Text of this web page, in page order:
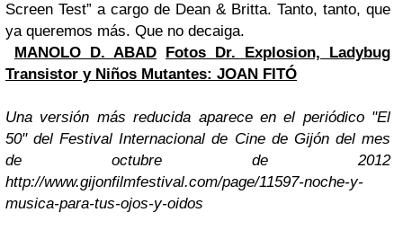
Screen Test” a cargo de Dean & Britta. Tanto, tanto, que
ya queremos más. Que no decaiga.
MANOLO D. ABAD Fotos Dr. Explosion, Ladybug
Transistor y Niños Mutantes: JOAN FITÓ
Una versión más reducida aparece en el periódico "El
50" del Festival Internacional de Cine de Gijón del mes
de octubre de 2012
http://www.gijonfilmfestival.com/page/11597-noche-y-
musica-para-tus-ojos-y-oidos